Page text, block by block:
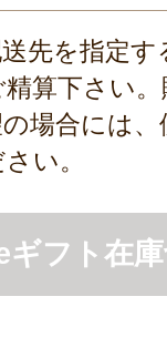
先を指定
算下さい
場合には、
い。
ギフト在